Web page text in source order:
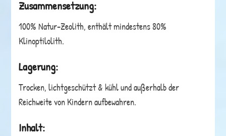
Zusammensetzung:
100% Natur-Zeolith, enthält mindestens 80%
Klinoptilolith.
Lagerung:
Trocken, lichtgeschützt & kühl und außerhalb der
Reichweite von Kindern aufbewahren.
Inhalt: